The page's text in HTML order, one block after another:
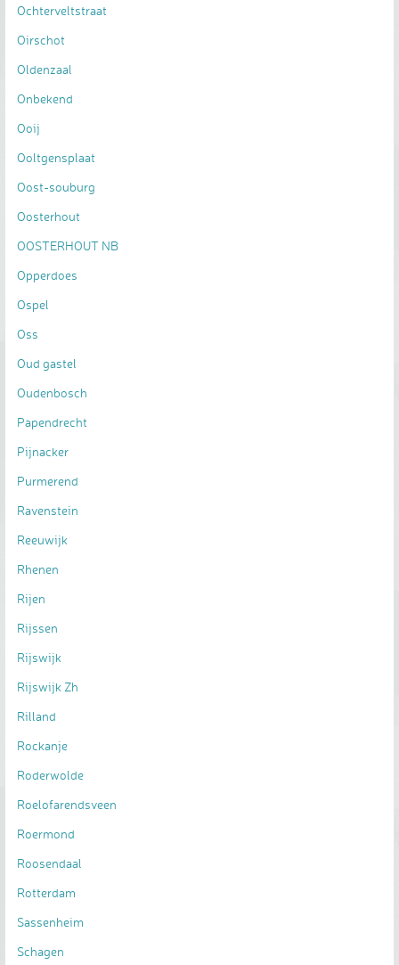
Ochterveltstraat
Oirschot
Oldenzaal
Onbekend
Ooij
Ooltgensplaat
Oost-souburg
Oosterhout
OOSTERHOUT NB
Opperdoes
Ospel
Oss
Oud gastel
Oudenbosch
Papendrecht
Pijnacker
Purmerend
Ravenstein
Reeuwijk
Rhenen
Rijen
Rijssen
Rijswijk
Rijswijk Zh
Rilland
Rockanje
Roderwolde
Roelofarendsveen
Roermond
Roosendaal
Rotterdam
Sassenheim
Schagen